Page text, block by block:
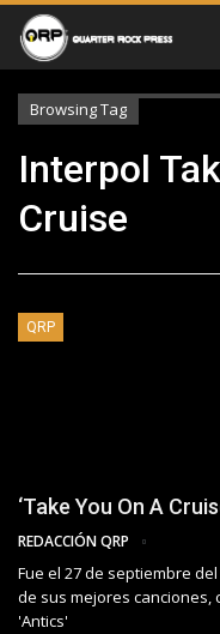
Browsing Tag
Interpol
Cruise
QRP
‘Take You On A
REDACCIÓN QRP
Fue el 27 de septiembre
de sus mejores canciones,
'Antics'